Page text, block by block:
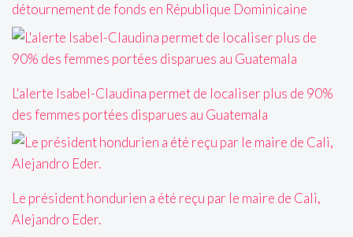
détournement de fonds en République Dominicaine
L'alerte Isabel-Claudina permet de localiser plus de 90%
des femmes portées disparues au Guatemala
Le président hondurien a été reçu par le maire de Cali,
Alejandro Eder.